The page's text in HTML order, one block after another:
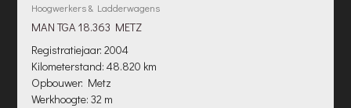
Hoogwerkers & Ladderwagens
MAN TGA 18.363 METZ
Registratiejaar: 2004
Kilometerstand: 48.820 km
Opbouwer: Metz
Werkhoogte: 32 m